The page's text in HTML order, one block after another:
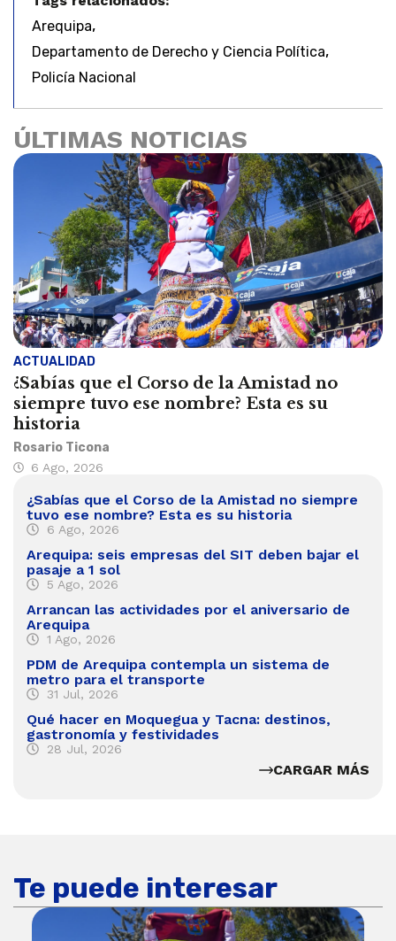
Arequipa,
Departamento de Derecho y Ciencia Política,
Policía Nacional
ÚLTIMAS NOTICIAS
ACTUALIDAD
¿Sabías que el Corso de la Amistad no
siempre tuvo ese nombre? Esta es su
historia
Rosario Ticona
6 Ago, 2026
¿Sabías que el Corso de la Amistad no siempre
tuvo ese nombre? Esta es su historia
6 Ago, 2026
Arequipa: seis empresas del SIT deben bajar el
pasaje a 1 sol
5 Ago, 2026
Arrancan las actividades por el aniversario de
Arequipa
1 Ago, 2026
PDM de Arequipa contempla un sistema de
metro para el transporte
31 Jul, 2026
Qué hacer en Moquegua y Tacna: destinos,
gastronomía y festividades
28 Jul, 2026
CARGAR MÁS
Te puede interesar